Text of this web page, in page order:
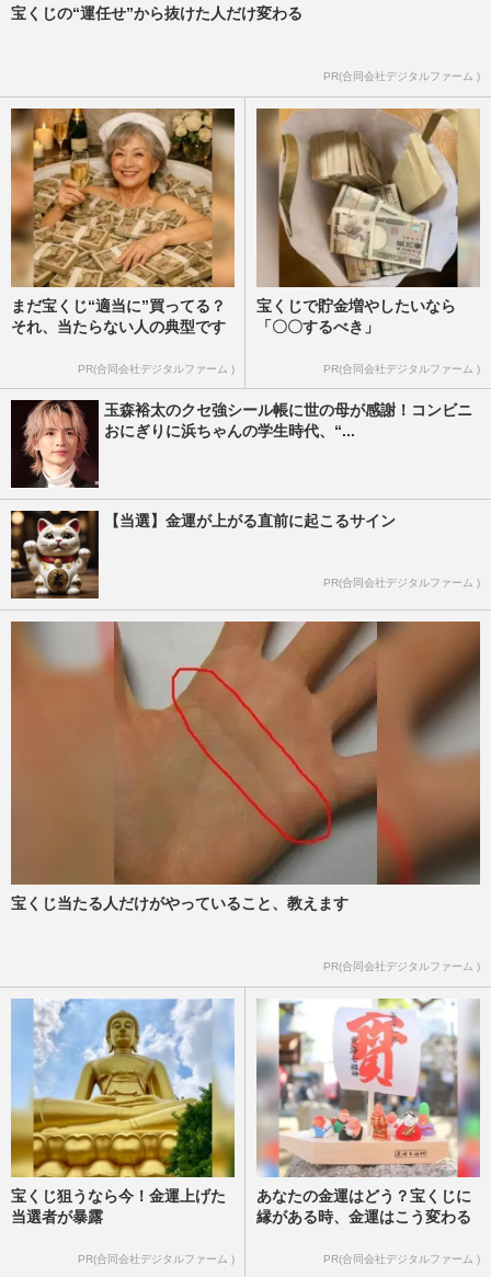
宝くじの“運任せ”から抜けた人だけ変わる
PR(合同会社デジタルファーム )
まだ宝くじ“適当に”買ってる？
それ、当たらない人の典型です
PR(合同会社デジタルファーム )
宝くじで貯金増やしたいなら
「〇〇するべき」
PR(合同会社デジタルファーム )
玉森裕太のクセ強シール帳に世の母が感謝！コンビニ
おにぎりに浜ちゃんの学生時代、“...
【当選】金運が上がる直前に起こるサイン
PR(合同会社デジタルファーム )
宝くじ当たる人だけがやっていること、教えます
PR(合同会社デジタルファーム )
宝くじ狙うなら今！金運上げた
当選者が暴露
PR(合同会社デジタルファーム )
あなたの金運はどう？宝くじに
縁がある時、金運はこう変わる
PR(合同会社デジタルファーム )